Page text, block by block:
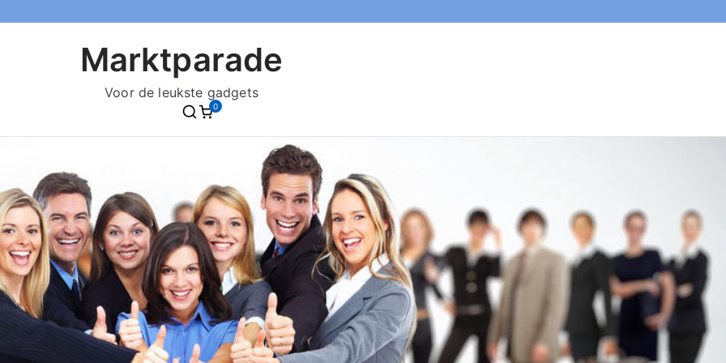
Marktparade
Voor de leukste gadgets
0